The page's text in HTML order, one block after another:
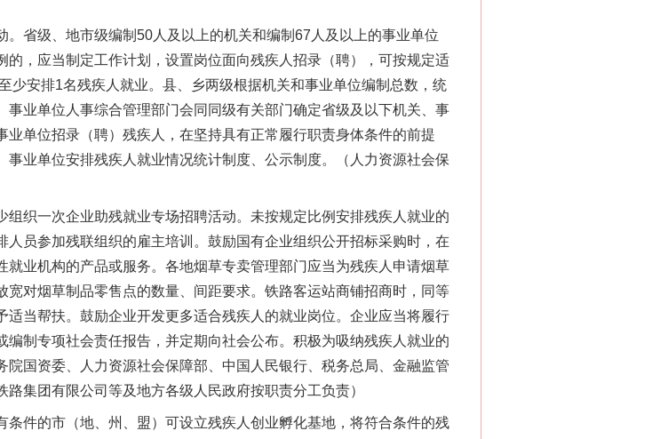
省级、地市级编制50人及以上的机关和编制67人及以上的事业单位
的，应当制定工作计划，设置岗位面向残疾人招录（聘），可按规定适
少安排1名残疾人就业。县、乡两级根据机关和事业单位编制总数，统
业单位人事综合管理部门会同同级有关部门确定省级及以下机关、事
单位招录（聘）残疾人，在坚持具有正常履行职责身体条件的前提
业单位安排残疾人就业情况统计制度、公示制度。（人力资源社会保
织一次企业助残就业专场招聘活动。未按规定比例安排残疾人就业的
员参加残联组织的雇主培训。鼓励国有企业组织公开招标采购时，在
业机构的产品或服务。各地烟草专卖管理部门应当为残疾人申请烟草
对烟草制品零售点的数量、间距要求。铁路客运站商铺招商时，同等
当帮扶。鼓励企业开发更多适合残疾人的就业岗位。企业应当将履行
制专项社会责任报告，并定期向社会公布。积极为吸纳残疾人就业的
国资委、人力资源社会保障部、中国人民银行、税务总局、金融监管
集团有限公司等及地方各级人民政府按职责分工负责）
件的市（地、州、盟）可设立残疾人创业孵化基地，将符合条件的残